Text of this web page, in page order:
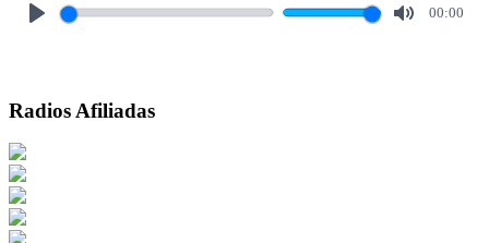
00:00
Radios Afiliadas